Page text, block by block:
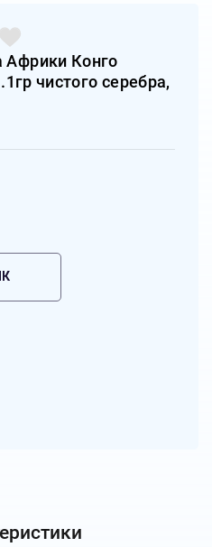
Африки Конго
чистого серебра,